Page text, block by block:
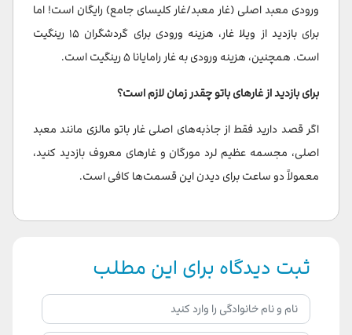
ورودی معبد اصلی (غار معبد/غار کلیسای جامع) رایگان است! اما
برای بازدید از ویلا غار، هزینه ورودی برای گردشگران ۱۵ رینگیت
است. همچنین، هزینه ورودی به غار رامایانا ۵ رینگیت است.
برای بازدید از غارهای باتو چقدر زمان لازم است؟
اگر قصد دارید فقط از جاذبه‌های اصلی غار باتو مالزی مانند معبد
اصلی، مجسمه عظیم لرد مورگان و غارهای معروف بازدید کنید،
معمولاً دو ساعت برای دیدن این قسمت‌ها کافی است.
ثبت دیدگاه برای این مطلب